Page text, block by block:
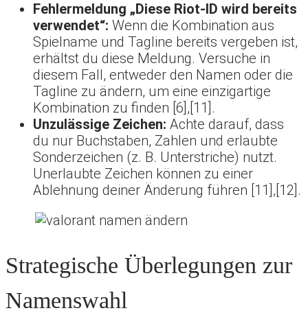
Fehlermeldung „Diese Riot-ID wird bereits
verwendet“: Wenn die Kombination aus
Spielname und Tagline bereits vergeben ist,
erhältst du diese Meldung. Versuche in
diesem Fall, entweder den Namen oder die
Tagline zu ändern, um eine einzigartige
Kombination zu finden [6],[11].
Unzulässige Zeichen: Achte darauf, dass
du nur Buchstaben, Zahlen und erlaubte
Sonderzeichen (z. B. Unterstriche) nutzt.
Unerlaubte Zeichen können zu einer
Ablehnung deiner Änderung führen [11],[12].
Strategische Überlegungen zur
Namenswahl